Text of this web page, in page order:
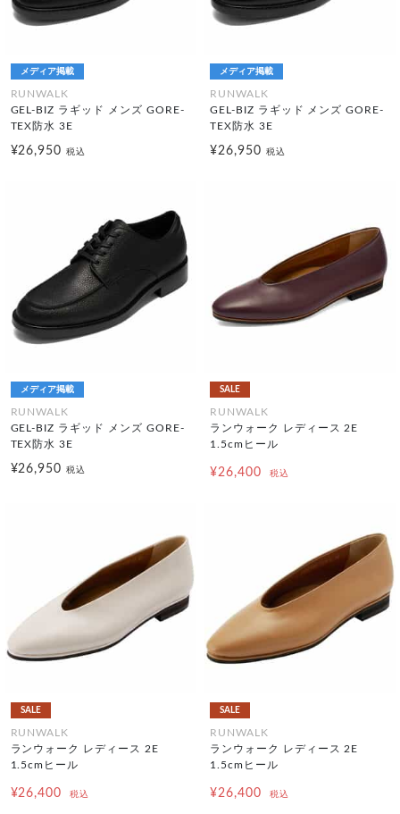
メディア掲載
RUNWALK
GEL-BIZ ラギッド メンズ GORE-
TEX防水 3E
¥26,950税込
メディア掲載
RUNWALK
GEL-BIZ ラギッド メンズ GORE-
TEX防水 3E
¥26,950 税込
メディア掲載
RUNWALK
GEL-BIZ ラギッド メンズ GORE-
TEX防水 3E
¥26,950税込
SALE
RUNWALK
ランウォーク レディース 2E
1.5cmヒール
¥26,400 税込
SALE
RUNWALK
ランウォーク レディース 2E
1.5cmヒール
¥26,400 税込
SALE
RUNWALK
ランウォーク レディース 2E
1.5cmヒール
¥26,400 税込